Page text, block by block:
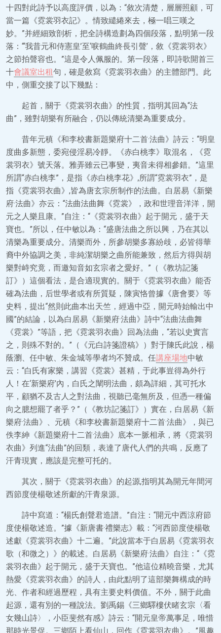
十四對此詩予以高度評價，以為：“敘次清楚，層層照顧，可
當一篇《霓裳羽衣記》。情致繾綣來去，極一唱三嘆之
妙。”并經細致剖析，把全詩構造劃為四個段落，點明第一段
落：“‘我昔元和侍憲皇’至‘唳鶴曲終長引聲’，敘《霓裳羽衣》
之節拍聲容也。”這是令人佩服的。第一段落，即詩歌開首三
十會議室出租句，確是敘寫《霓裳羽衣曲》的主體部門。此
中，側重交接了以下幾點：
起首，關于《霓裳羽衣曲》的性質，指明其回為“法
曲”，雖對胡樂有所融合，仍以傳統清樂為重要成分。
昔年元稹《和李校書新題樂府十二首·法曲》詩云：“明皇
度曲多新態，委宛侵淫易冷靜。《赤白桃李》取混名，《霓
裳羽衣》號天落。雅弄雖云已事變，夷音未得相參錯。”這里
所謂“赤白桃李”，是指《赤白桃李花》,所謂“霓裳羽衣”，是
指《霓裳羽衣曲》,皆為唐玄宗所制作的法曲。白居易《新樂
府·法曲》亦云：“法曲法曲舞《霓裳》，政和世理音洋洋，開
元之人樂且康。”自注：“《霓裳羽衣曲》起于開元，盛于天
寶也。”所以，任中敏以為：“盛唐法曲之所以興，乃在其以
清樂為重要成分。清樂而外，所參胡樂多寡紛歧，必皆得華
裔中外協調之美，非純潔胡樂之曲所能兼致，然后方得與胡
樂對峙究竟，而邀知音如玄宗者之愛好。”（《教坊記箋
訂》）這個看法，是合適現實的。關于《霓裳羽衣曲》能否
確為法曲，后世學者或有所質疑，陳寅恪曾據《唐會要》等
史料，提出“然則此曲本出天竺，經過中亞，開元時始輸出中
國”的結論，以為白居易《新樂府·法曲》詩中“法曲法曲舞
《霓裳》”等語，把《霓裳羽衣曲》回為法曲，“若以史實言
之，則殊不對的。”（《元白詩箋證稿》）對于陳氏此說，楊
蔭瀏、任中敏、朱金城等學者均不贊成。任講座場地中敏
云：“白氏有家樂，講習《霓裳》甚精，于此事豈得為外行
人！在‘新樂府’內，白氏之闡明法曲，頗為詳細，其可托水
平，顧猶不及古人之對法曲，視聽已毫無所及，但憑一種偏
向之臆想罷了者乎？”（《教坊記箋訂》）實在，白居易《新
樂府·法曲》、元稹《和李校書新題樂府十二首·法曲》，與已
佚李紳《新題樂府十二首·法曲》底本一脈相承，將《霓裳羽
衣曲》列進“法曲”的回類，表達了唐代人們的共鳴，反應了
汗青現實，應該是完整可托的。
其次，關于《霓裳羽衣曲》的起源,指明其為開元年間河
西節度使楊敬述所獻的汗青泉源。
詩中寫道：“楊氏創聲君造譜。”自注：“開元中西涼府節
度使楊敬述造。”據《新唐書·禮樂志》載：“河西節度使楊敬
述獻《霓裳羽衣曲》十二遍。”此說當本于白居易《霓裳羽衣
歌（和微之）》的載述。白居易《新樂府·法曲》自注：“《霓
裳羽衣曲》起于開元，盛于天寶也。”他這位精曉音樂，尤其
熱愛《霓裳羽衣曲》的詩人，由此點明了這部樂舞構成的時
光、作者和經過歷程，具有主要史料價值。不外，關于此曲
起源，還有別的一種說法。劉禹錫《三鄉驛樓伏睹玄宗〈看
女幾山詩〉，小臣斐然有感》詩云：“開元皇帝萬事足，唯惜
那時光景促。三鄉陌上看仙山，回作《霓裳羽衣曲》。”風趣